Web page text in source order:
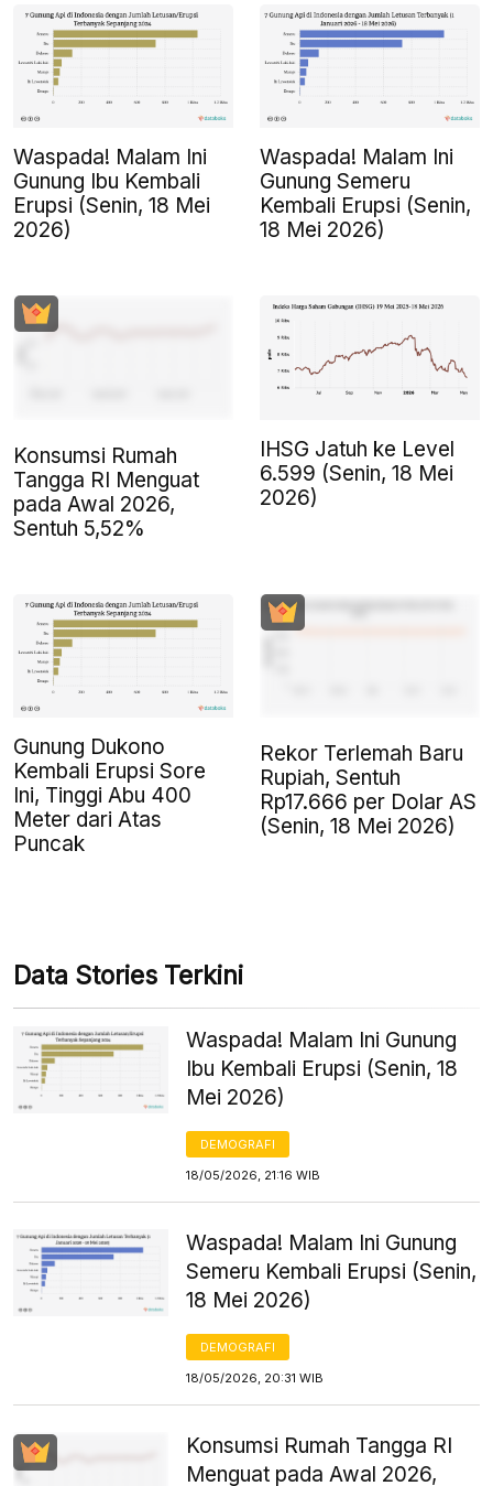
Waspada! Malam Ini
Gunung Ibu Kembali
Erupsi (Senin, 18 Mei
2026)
Waspada! Malam Ini
Gunung Semeru
Kembali Erupsi (Senin,
18 Mei 2026)
Konsumsi Rumah
Tangga RI Menguat
pada Awal 2026,
Sentuh 5,52%
IHSG Jatuh ke Level
6.599 (Senin, 18 Mei
2026)
Gunung Dukono
Kembali Erupsi Sore
Ini, Tinggi Abu 400
Meter dari Atas
Puncak
Rekor Terlemah Baru
Rupiah, Sentuh
Rp17.666 per Dolar AS
(Senin, 18 Mei 2026)
Data Stories Terkini
Waspada! Malam Ini Gunung
Ibu Kembali Erupsi (Senin, 18
Mei 2026)
DEMOGRAFI
18/05/2026, 21:16 WIB
Waspada! Malam Ini Gunung
Semeru Kembali Erupsi (Senin,
18 Mei 2026)
DEMOGRAFI
18/05/2026, 20:31 WIB
Konsumsi Rumah Tangga RI
Menguat pada Awal 2026,